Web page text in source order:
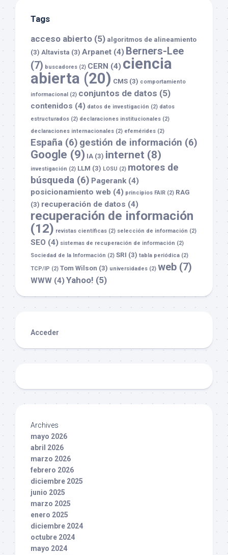
Tags
acceso abierto (5) algoritmos de alineamiento
(3) Altavista (3) Arpanet (4) Berners-Lee
(7) buscadores (2) CERN (4) ciencia
abierta (20) CMS (3) comportamiento
informacional (2) conjuntos de datos (5)
contenidos (4) datos de investigación (2) datos
estructurados (2) declaraciones institucionales (2)
declaraciones internacionales (2) efemérides (2)
España (6) gestión de información (6)
Google (9) IA (3) internet (8)
investigación (2) LLM (3) LOSU (2) motores de
búsqueda (6) Pagerank(4)
posicionamiento web (4) principios FAIR (2) RAG
(3) recuperación de datos (4)
recuperación de información
(12) revistas científicas (2) selección de información (2)
SEO (4) sistemas de recuperación de información (2)
Sociedad de la Información (2) SRI (3) tabla periódica (2)
TCP/IP (2) Tom Wilson (3) universidades (2) web (7)
WWW (4)Yahoo! (5)
Acceder
Archives
mayo 2026
abril 2026
marzo 2026
febrero 2026
diciembre 2025
junio 2025
marzo 2025
enero 2025
diciembre 2024
octubre 2024
mayo 2024